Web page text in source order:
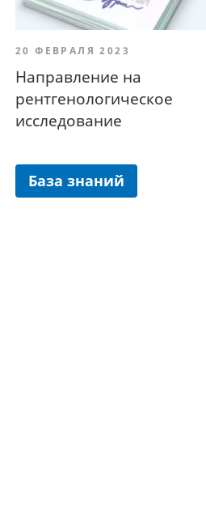
20 ФЕВРАЛЯ 2023
Направление на
рентгенологическое
исследование
База знаний